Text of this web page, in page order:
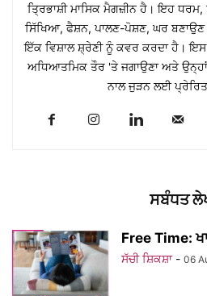
ਤ੍ਰਿਭਾਸ਼ੀ ਮਾਸਿਕ ਮੈਗਜ਼ੀਨ ਹੈ। ਇਹ
ਸਿੱਖਿਆ, ਫੈਸ਼ਨ, ਪਾਲਣ-ਪੋਸ਼ਣ, ਘਰ
ਇੱਕ ਵਿਸ਼ਾਲ ਸ਼੍ਰੇਣੀ ਨੂੰ ਕਵਰ ਕਰਦਾ ਹੈ।
ਅਧਿਆਤਮਿਕ ਤੌਰ 'ਤੇ ਜਗਾਉਣਾ ਅਤੇ
ਨਾਲ ਜੁੜਨ ਲਈ
ਸਬੰਧਤ
Free Time:
ਸੱਚੀ ਸ਼ਿਕਸ਼ਾ - 06